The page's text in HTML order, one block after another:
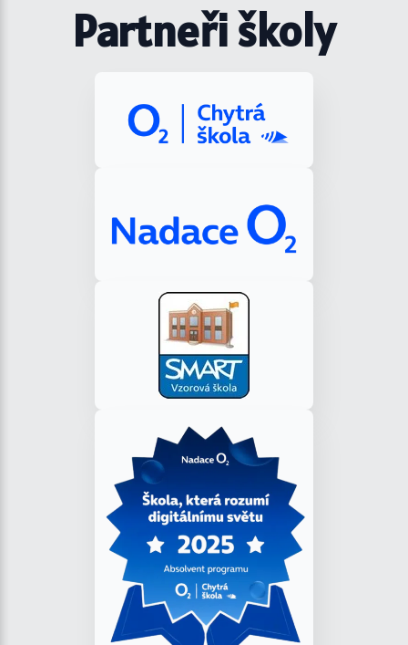
Partneři školy